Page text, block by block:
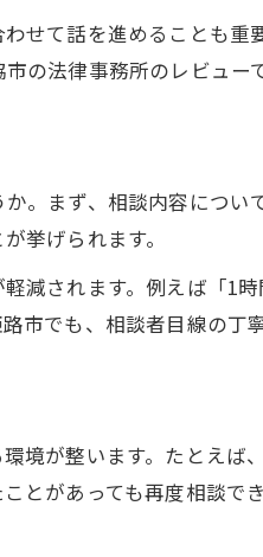
を事前に知る重要性
との信頼を高める
を防ぐポイント
したい情報と準備
善策を最大限活用
せて話を進めることも重
法律事務所のレビュー
。まず、相談内容につい
挙げられます。
減されます。例えば「1
でも、相談者目線の丁
が整います。たとえば
とがあっても再度相談で
こちら
こちら